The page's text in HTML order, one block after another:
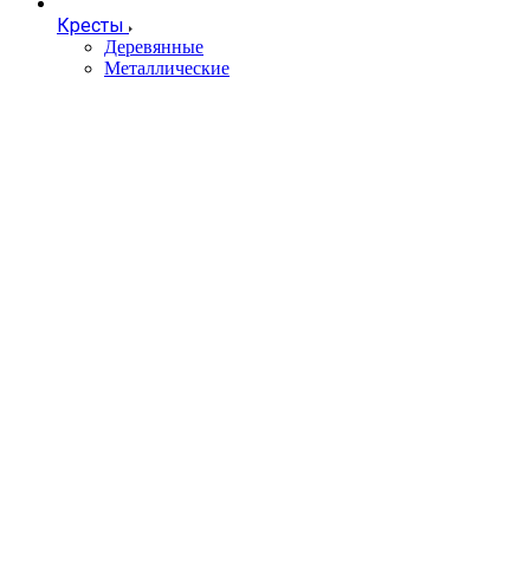
Кресты
Деревянные
Металлические